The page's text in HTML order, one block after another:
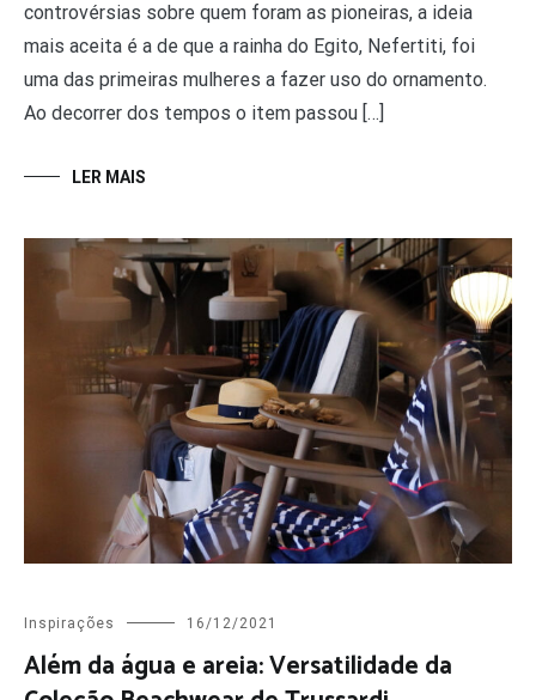
controvérsias sobre quem foram as pioneiras, a ideia
mais aceita é a de que a rainha do Egito, Nefertiti, foi
uma das primeiras mulheres a fazer uso do ornamento.
Ao decorrer dos tempos o item passou […]
LER MAIS
Inspirações 16/12/2021
Além da água e areia: Versatilidade da